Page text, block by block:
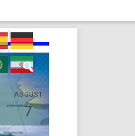
AUGUST
7